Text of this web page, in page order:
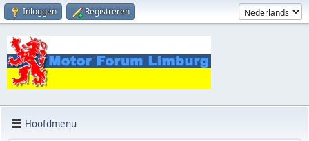
Inloggen Registreren
Hoofdmenu